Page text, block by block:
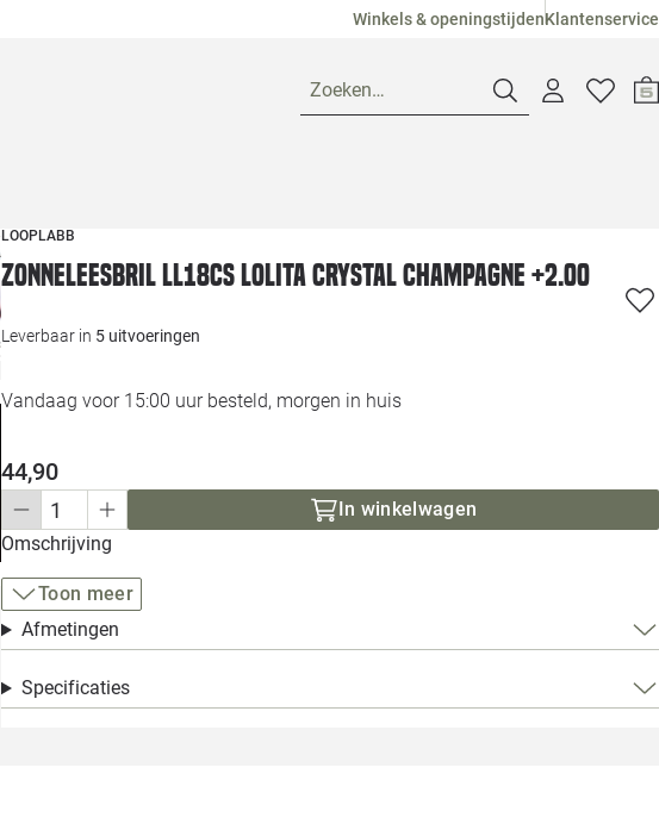
Winkels & openingstijdenKlantenservice
Zoeken…
Pagina suggesties
Klantenservice
Loods 5
Loods 5
Alle
LOOPLABB
Zonneleesbril LL18CS Lolita Crystal Champagne +2.00
Leverbaar in 5 uitvoeringen
Vandaag voor 15:00 uur besteld, morgen in huis
44,90
In winkelwagen
Omschrijving
Toon meer
Afmetingen
Specificaties